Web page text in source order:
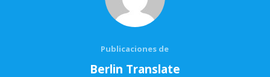
Publicaciones de
Berlin Translate